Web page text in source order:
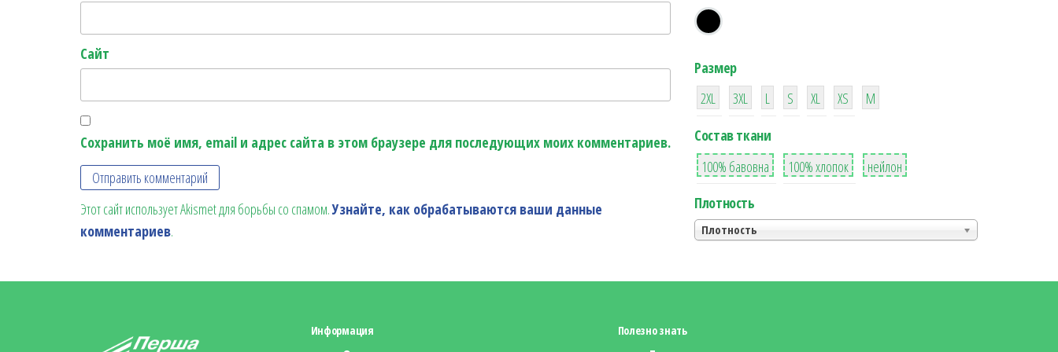
Сайт
Сохранить моё имя, email и адрес сайта в этом браузере для последующих моих комментариев.
Этот сайт использует Akismet для борьбы со спамом.Узнайте, как обрабатываются ваши данные
комментариев.
Размер
38
2XL
16
3XL
42
L
42
S
42
XL XS
М
Состав ткани
8
100% бавовна
36
100% хлопок
2
нейлон
Плотность
Плотность
Информация Полезно знать